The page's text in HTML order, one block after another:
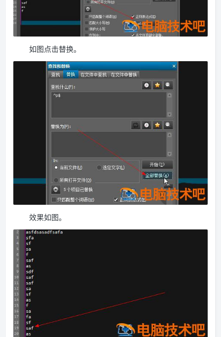
如图点击替换。
效果如图。